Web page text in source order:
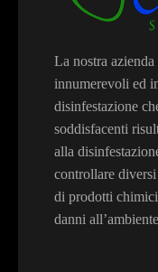
La nostra
innumerevoli ed
disinfestazione
soddisfacenti
alla
controllare
di prodotti
danni